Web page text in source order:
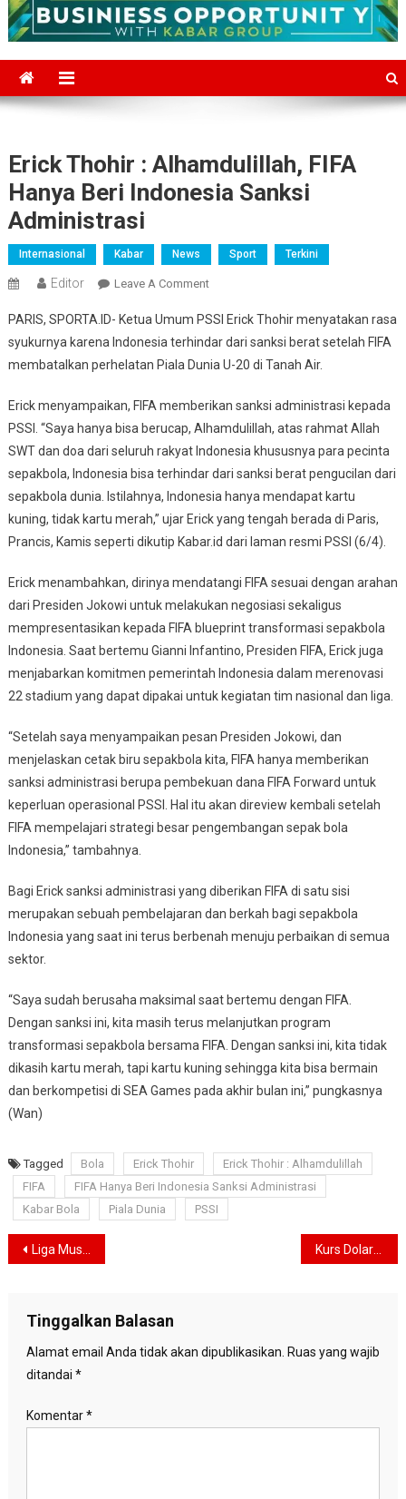
Erick Thohir : Alhamdulillah, FIFA
Hanya Beri Indonesia Sanksi
Administrasi
Internasional Kabar News Sport Terkini
Editor Leave A CommentOn
Thohir
:
Alhamdulillah,
Hanya
Beri
Indonesia
Sanksi
Administrasi
PARIS, SPORTA.ID- Ketua Umum PSSI Erick Thohir menyatakan rasa
syukurnya karena Indonesia terhindar dari sanksi berat setelah FIFA
membatalkan perhelatan Piala Dunia U-20 di Tanah Air.
Erick menyampaikan, FIFA memberikan sanksi administrasi kepada
PSSI. “Saya hanya bisa berucap, Alhamdulillah, atas rahmat Allah
SWT dan doa dari seluruh rakyat Indonesia khususnya para pecinta
sepakbola, Indonesia bisa terhindar dari sanksi berat pengucilan dari
sepakbola dunia. Istilahnya, Indonesia hanya mendapat kartu
kuning, tidak kartu merah,” ujar Erick yang tengah berada di Paris,
Prancis, Kamis seperti dikutip Kabar.id dari laman resmi PSSI (6/4).
Erick menambahkan, dirinya mendatangi FIFA sesuai dengan arahan
dari Presiden Jokowi untuk melakukan negosiasi sekaligus
mempresentasikan kepada FIFA blueprint transformasi sepakbola
Indonesia. Saat bertemu Gianni Infantino, Presiden FIFA, Erick juga
menjabarkan komitmen pemerintah Indonesia dalam merenovasi
22 stadium yang dapat dipakai untuk kegiatan tim nasional dan liga.
“Setelah saya menyampaikan pesan Presiden Jokowi, dan
menjelaskan cetak biru sepakbola kita, FIFA hanya memberikan
sanksi administrasi berupa pembekuan dana FIFA Forward untuk
keperluan operasional PSSI. Hal itu akan direview kembali setelah
FIFA mempelajari strategi besar pengembangan sepak bola
Indonesia,” tambahnya.
Bagi Erick sanksi administrasi yang diberikan FIFA di satu sisi
merupakan sebuah pembelajaran dan berkah bagi sepakbola
Indonesia yang saat ini terus berbenah menuju perbaikan di semua
sektor.
“Saya sudah berusaha maksimal saat bertemu dengan FIFA.
Dengan sanksi ini, kita masih terus melanjutkan program
transformasi sepakbola bersama FIFA. Dengan sanksi ini, kita tidak
dikasih kartu merah, tapi kartu kuning sehingga kita bisa bermain
dan berkompetisi di SEA Games pada akhir bulan ini,” pungkasnya
(Wan)
Tagged Bola Erick Thohir
Erick Thohir : Alhamdulillah
FIFA
FIFA Hanya Beri Indonesia Sanksi Administrasi
Kabar Bola
Piala Dunia PSSI
Navigasi
Liga Muslim Dunia Kembali Kecam Israel Pasca Aksi Penyerbuan Pasukan Zionis di Masjid Al Aqsa Kurs Dolar Tergelincir Terhadap Mata Uang Utama Lainnya, Ini Pemicunya
Tinggalkan Balasan
Alamat email Anda tidak akan dipublikasikan. Ruas yang wajib
ditandai *
Komentar*